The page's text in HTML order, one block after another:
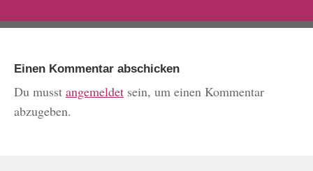
Einen Kommentar abschicken
Du musst angemeldet sein, um einen Kommentar
abzugeben.